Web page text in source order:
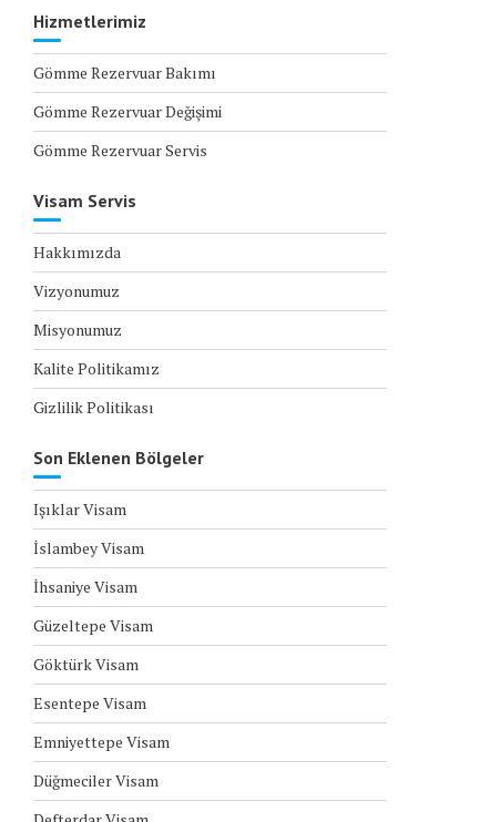
Hizmetlerimiz
Gömme Rezervuar Bakımı
Gömme Rezervuar Değişimi
Gömme Rezervuar Servis
Visam Servis
Hakkımızda
Vizyonumuz
Misyonumuz
Kalite Politikamız
Gizlilik Politikası
Son Eklenen Bölgeler
Işıklar Visam
İslambey Visam
İhsaniye Visam
Güzeltepe Visam
Göktürk Visam
Esentepe Visam
Emniyettepe Visam
Düğmeciler Visam